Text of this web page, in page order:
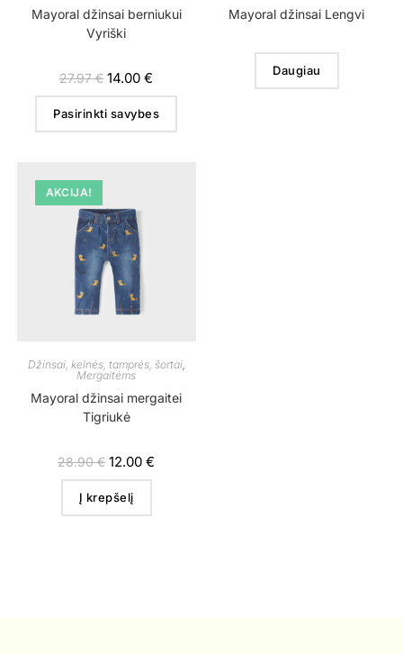
Mayoral džinsai berniukui
Vyriški
27.97€ 14.00€
Pasirinkti savybes
Mayoral džinsai Lengvi
Daugiau
AKCIJA!
Džinsai, kelnės, tamprės, šortai,
Mergaitėms
Mayoral džinsai mergaitei
Tigriukė
28.90€ 12.00€
Į krepšelį